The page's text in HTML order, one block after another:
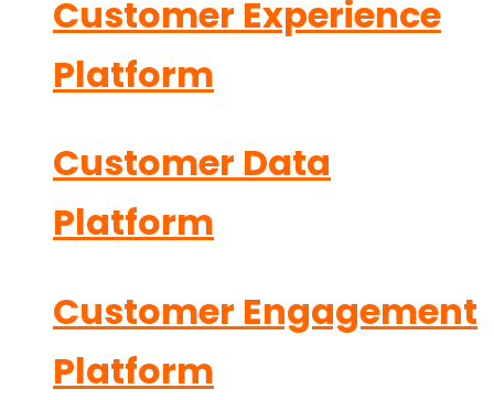
Customer Experience
Platform
Customer Data
Platform
Customer Engagement
Platform